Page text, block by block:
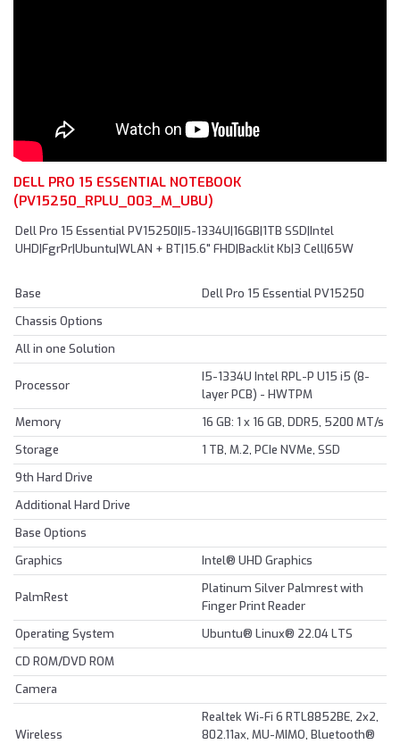
DELL PRO 15 ESSENTIAL NOTEBOOK
(PV15250_RPLU_003_M_UBU)
Dell Pro 15 Essential PV15250|I5-1334U|16GB|1TB SSD|Intel
UHD|FgrPr|Ubuntu|WLAN + BT|15.6" FHD|Backlit Kb|3 Cell|65W
Base
Dell Pro 15 Essential PV15250
Chassis Options
All in one Solution
Processor
I5-1334U Intel RPL-P U15 i5 (8-
layer PCB) - HWTPM
Memory
16 GB: 1 x 16 GB, DDR5, 5200 MT/s
Storage
1 TB, M.2, PCIe NVMe, SSD
9th Hard Drive
Additional Hard Drive
Base Options
Graphics
Intel® UHD Graphics
PalmRest
Platinum Silver Palmrest with
Finger Print Reader
Operating System
Ubuntu® Linux® 22.04 LTS
CD ROM/DVD ROM
Camera
Wireless
Realtek Wi-Fi 6 RTL8852BE, 2x2,
802.11ax, MU-MIMO, Bluetooth®